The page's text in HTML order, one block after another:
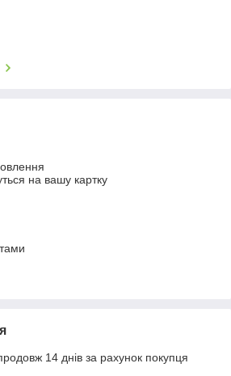
на вашу картку
14 днів за рахунок покупця